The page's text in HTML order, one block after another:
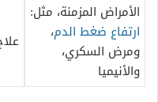
الأمراض المزمنة، مثل:
ارتفاع ضغط الدم،
ومرض السكري،
والأنيميا